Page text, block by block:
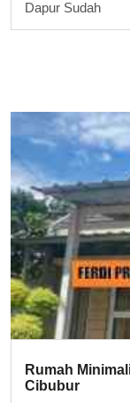
Dapur Sudah
Rumah
Cibubur